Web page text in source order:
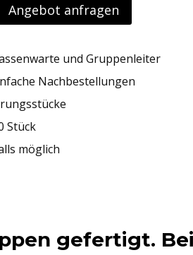
Angebot anfragen
und Gruppenleiter
Nachbestellungen
Stück
möglich
gefertigt.